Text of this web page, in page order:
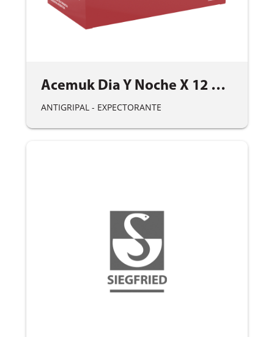
Acemuk Dia Y Noche X 12 Comp Eferv
ANTIGRIPAL - EXPECTORANTE